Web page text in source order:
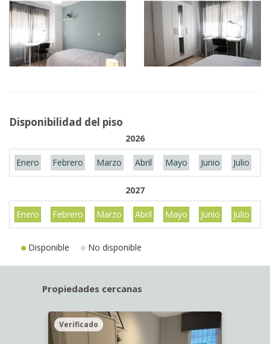
Disponibilidad del piso
2026
Enero Febrero Marzo Abril Mayo Junio Julio
2027
Enero Febrero Marzo Abril Mayo Junio Julio
Disponible No disponible
Propiedades cercanas
Verificado